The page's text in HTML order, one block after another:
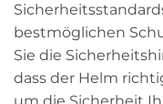
bestmöglichen
Sie die
dass der Helm